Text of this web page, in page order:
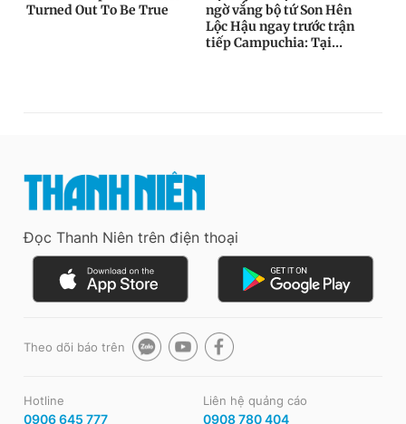
Đọc Thanh Niên trên điện thoại
Theo dõi báo trên
Hotline
0906 645 777
Liên hệ quảng cáo
0908 780 404